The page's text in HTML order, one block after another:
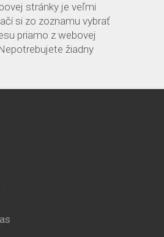
stránky je veľmi
si zo zoznamu vybrať
priamo z webovej
žiadny